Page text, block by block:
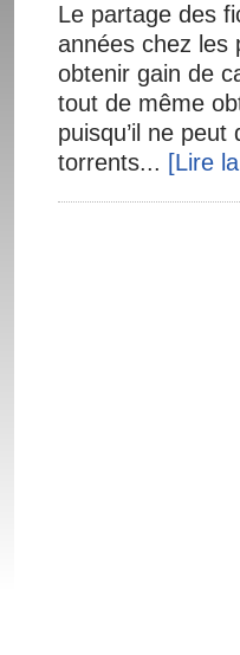
Le partage des
années chez les
obtenir gain de
tout de même
puisqu’il ne
torrents... [Lire